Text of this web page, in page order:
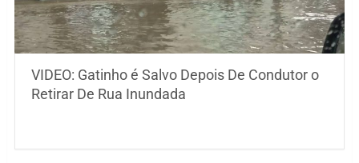
VIDEO: Gatinho é Salvo Depois De Condutor o
Retirar De Rua Inundada